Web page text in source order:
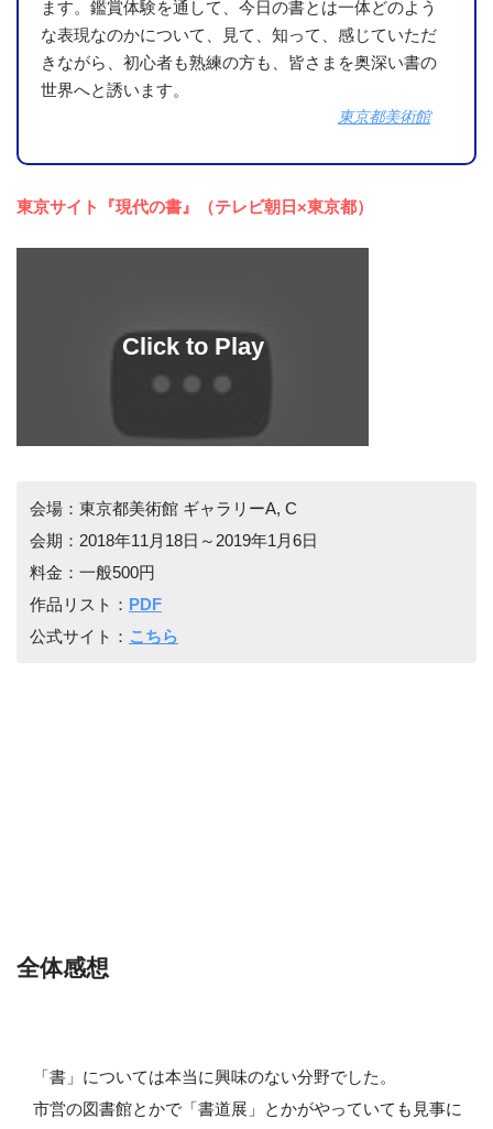
ます。鑑賞体験を通して、今日の書とは一体どのよう
な表現なのかについて、見て、知って、感じていただ
きながら、初心者も熟練の方も、皆さまを奥深い書の
世界へと誘います。
東京都美術館
東京サイト『現代の書』（テレビ朝日×東京都）
会場：東京都美術館 ギャラリーA, C
会期：2018年11月18日～2019年1月6日
料金：一般500円
作品リスト： PDF
公式サイト： こちら
全体感想
「書」については本当に興味のない分野でした。
市営の図書館とかで「書道展」とかがやっていても見事に